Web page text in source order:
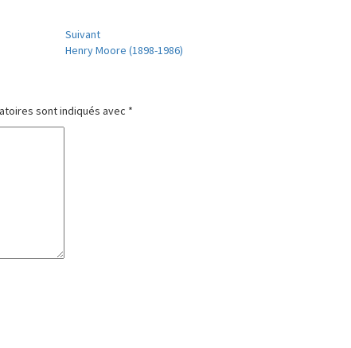
Suivant
Henry Moore (1898-1986)
sont indiqués avec *